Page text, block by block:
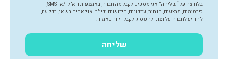
בלחיצה על “שליחה” אני מסכים לקבל מהחברה, באמצעות דוא"ל ו/או SMS,
פרסומים, מבצעים, הנחות, עדכונים, חידושים וכיו"ב. אני אהיה רשאי, בכל עת,
להודיע לחברה על רצוני להפסיק לקבל דיוור כאמור.
שליחה